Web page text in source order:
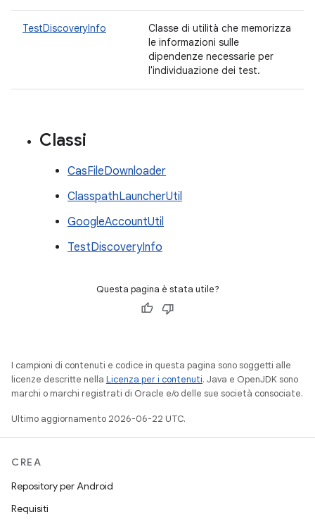
TestDiscoveryInfo
Classe di utilità che memorizza
le informazioni sulle
dipendenze necessarie per
l'individuazione dei test.
Classi
CasFileDownloader
ClasspathLauncherUtil
GoogleAccountUtil
TestDiscoveryInfo
Questa pagina è stata utile?
I campioni di contenuti e codice in questa pagina sono soggetti alle
licenze descritte nella Licenza per i contenuti. Java e OpenJDK sono
marchi o marchi registrati di Oracle e/o delle sue società consociate.
Ultimo aggiornamento 2026-06-22 UTC.
CREA
Repository per Android
Requisiti